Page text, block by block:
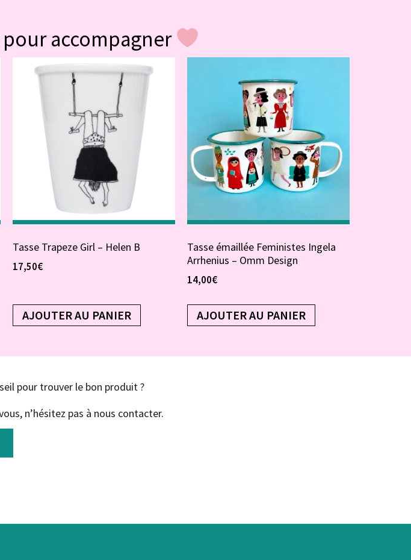
accompagner
Tasse Trapeze Girl – Helen B
17,50€
AJOUTER AU PANIER
Tasse émaillée Feministes Ingela
Arrhenius – Omm Design
14,00€
AJOUTER AU PANIER
pour trouver le bon produit ?
n’hésitez pas à nous contacter.